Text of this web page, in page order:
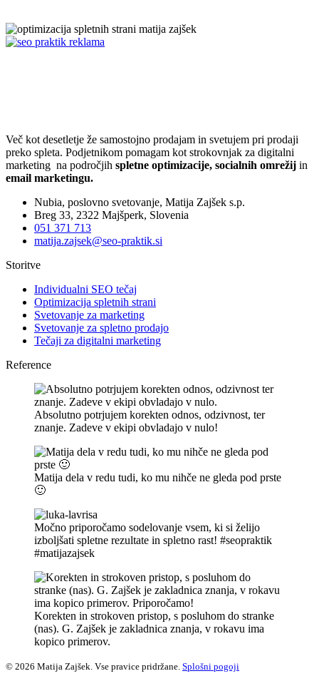
Več kot desetletje že samostojno prodajam in svetujem pri prodaji
preko spleta. Podjetnikom pomagam kot strokovnjak za digitalni
marketing na področjih spletne optimizacije, socialnih omrežij in
email marketingu.
Nubia, poslovno svetovanje, Matija Zajšek s.p.
Breg 33, 2322 Majšperk, Slovenia
051 371 713
matija.zajsek@seo-praktik.si
Storitve
Individualni SEO tečaj
Optimizacija spletnih strani
Svetovanje za marketing
Svetovanje za spletno prodajo
Tečaji za digitalni marketing
Reference
Absolutno potrjujem korekten odnos, odzivnost, ter
znanje. Zadeve v ekipi obvladajo v nulo!
Matija dela v redu tudi, ko mu nihče ne gleda pod prste
🙂
Močno priporočamo sodelovanje vsem, ki si želijo
izboljšati spletne rezultate in spletno rast! #seopraktik
#matijazajsek
Korekten in strokoven pristop, s posluhom do stranke
(nas). G. Zajšek je zakladnica znanja, v rokavu ima
kopico primerov.
© 2026 Matija Zajšek. Vse pravice pridržane. Splošni pogoji